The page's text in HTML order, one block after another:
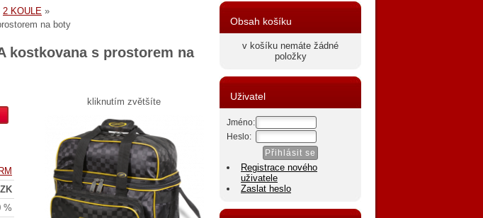
2 KOULE
na boty
kostkovana s prostorem na
kliknutím zvětšíte
%
Obsah košíku
v košíku nemáte žádné
položky
Uživatel
Jméno:
Heslo:
Registrace nového
uživatele
Zaslat heslo